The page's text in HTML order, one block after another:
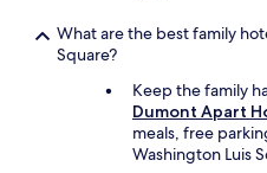
What are the best family
Square?
Keep the family
Dumont Apart
meals, free
Washington Luis